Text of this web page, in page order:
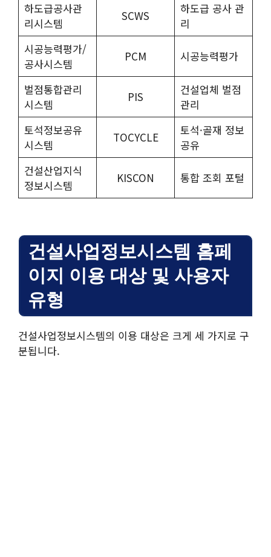
하도급공사관
리시스템
SCWS
하도급 공사 관
리
시공능력평가/
공사시스템
PCM 시공능력평가
벌점통합관리
시스템
PIS
건설업체 벌점
관리
토석정보공유
시스템
TOCYCLE
토석·골재 정보
공유
건설산업지식
정보시스템
KISCON 통합 조회 포털
건설사업정보시스템 홈페
이지 이용 대상 및 사용자
유형
건설사업정보시스템의 이용 대상은 크게 세 가지로 구
분됩니다.